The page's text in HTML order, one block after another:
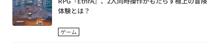
体験とは？
ゲーム